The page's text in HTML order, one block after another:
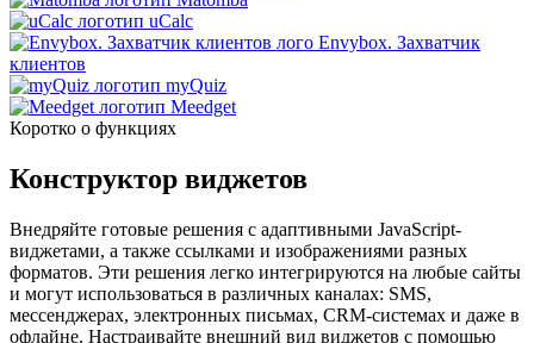
uCalc
Envybox. Захватчик
клиентов
myQuiz
Meedget
Коротко о функциях
Конструктор виджетов
Внедряйте готовые решения с адаптивными JavaScript-
виджетами, а также ссылками и изображениями разных
форматов. Эти решения легко интегрируются на любые сайты
и могут использоваться в различных каналах: SMS,
мессенджерах, электронных письмах, CRM-системах и даже в
офлайне. Настраивайте внешний вид виджетов с помощью